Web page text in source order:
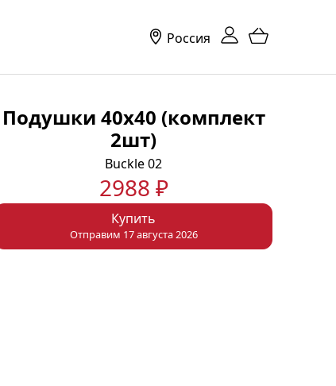
Россия
Подушки 40х40 (комплект
2шт)
Buckle 02
2988 ₽
Купить
Отправим 17 августа 2026